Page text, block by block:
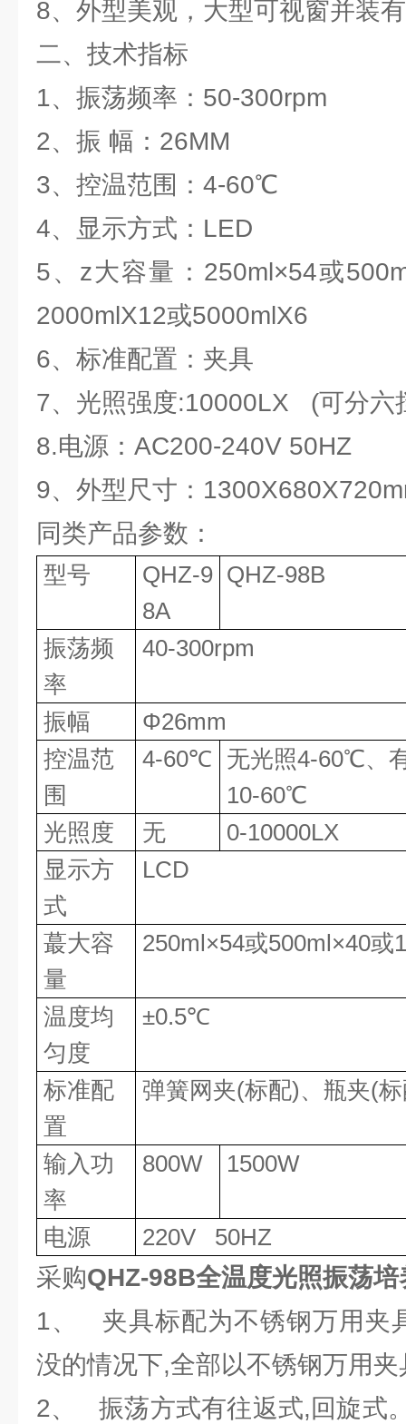
8、外型美观，大型可视窗并装
二、技术指标
1、振荡频率：50-300rpm
2、振 幅：26MM
3、控温范围：4-60℃
4、显示方式：LED
5、z大容量：250ml×54或
2000mlX12或5000mlX6
6、标准配置：夹具
7、光照强度:10000LX (可分六
8.电源：AC200-240V 50HZ
9、外型尺寸：
同类产品参数：
型号
QHZ-9
8A
QHZ-98B
振荡频
率
40-300rpm
振幅
Φ26mm
控温范
围
4-60℃ 无光照4-60℃、
10-60℃
光照度
无
0-10000LX
显示方
式
LCD
蕞大容
量
250ml×54或500ml×40或
温度均
匀度
±0.5℃
标准配
置
弹簧网夹(标配)、瓶夹(
输入功
率
800W 1500W
电源 220V 50HZ
采购QHZ-98B全温度光照振荡培
1、 夹具标配为不锈钢万用夹
没的情况下,全部以不锈钢万用夹
2、 振荡方式有往返式,回旋式